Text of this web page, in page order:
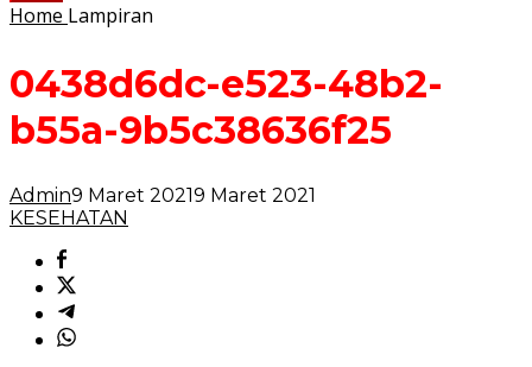
Home Lampiran
0438d6dc-e523-48b2-
b55a-9b5c38636f25
Admin9 Maret 20219 Maret 2021
KESEHATAN